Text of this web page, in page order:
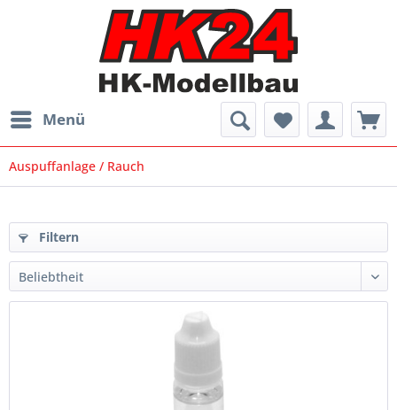
Menü
Auspuffanlage / Rauch
Filtern